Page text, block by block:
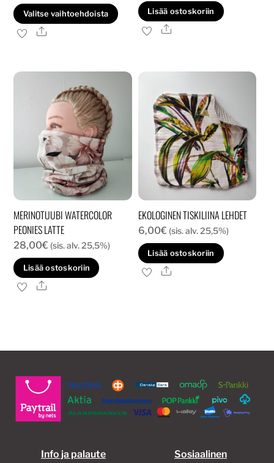
-
31,00€
Valitse vaihtoehdoista
Tällä
tuotteella
muunnelma.
valinnat
tuotteen
sivulla.
Ale
Lisää ostoskoriin
Ale
MERINOTUUBI WATERCOLOR
PEONIES LATTE
28,00€ (sis. alv. 25,5%)
Lisää ostoskoriin
Ale
EKOLOGINEN TISKILIINA LEHDET
6,00€ (sis. alv. 25,5%)
Lisää ostoskoriin
Ale
Info ja palaute Sosiaalinen